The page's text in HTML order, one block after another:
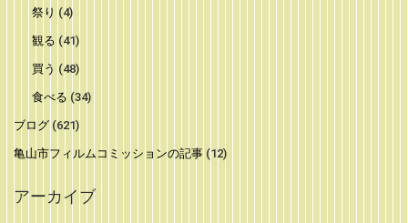
祭り (4)
観る (41)
買う (48)
食べる (34)
ブログ (621)
亀山市フィルムコミッションの記事 (12)
アーカイブ